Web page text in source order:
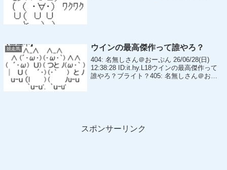
競走馬 ウインの最高傑作って誰やろ？
404: 名無しさん＠おーぷん 26/06/28(日)
12:38:28 ID:it.hy.L18ウインの最高傑作って
誰やろ？ブライト？405: 名無しさん＠おー
スポンサーリンク